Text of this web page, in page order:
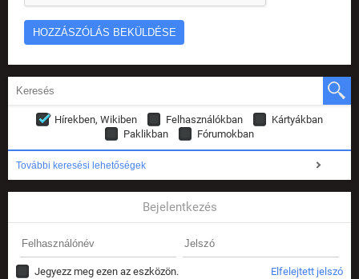
Hírekben, Wikiben Felhasználókban
Kártyákban
Paklikban
Fórumokban
További keresési lehetőségek
Bejelentkezés
Jegyezz meg ezen az eszközön. Elfelejtett jelszó